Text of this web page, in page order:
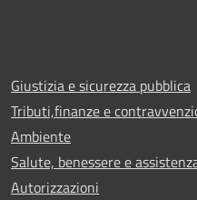
Giustizia e sicurezza pubblica
Tributi,finanze e
Ambiente
Salute, benessere e
Autorizzazioni